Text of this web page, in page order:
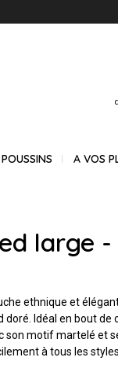
A VOS
large -
ethnique et
doré. Idéal en bout de
son motif martelé et
à tous les